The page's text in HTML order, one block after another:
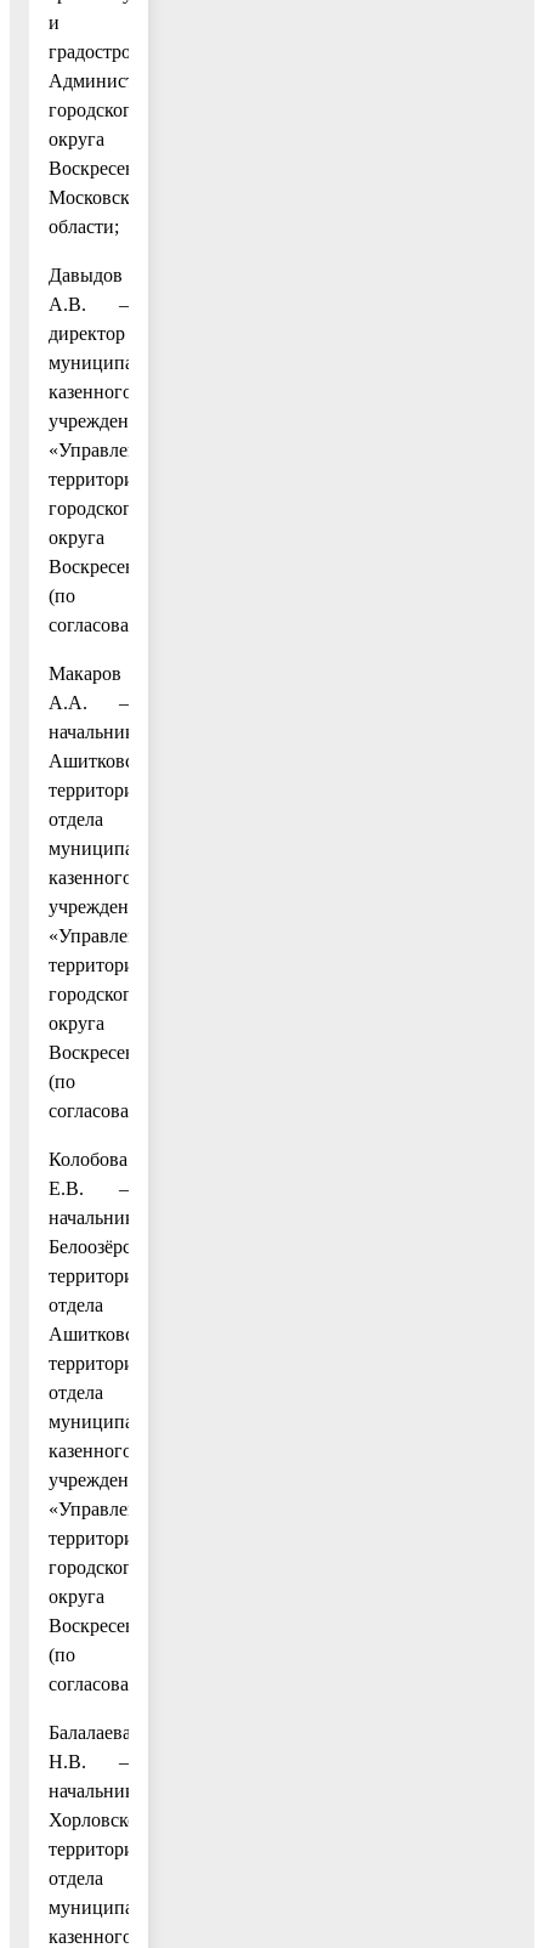
и
градостроительства
Администрации
городского
округа
Воскресенск
Московской
области;
Давыдов
А.В. –
директор
муниципального
казенного
учреждения
«Управление
территорией
городского
округа
Воскресенск»
(по
согласованию);
Макаров
А.А. –
начальник
Ашитковского
территориального
отдела
муниципального
казенного
учреждения
«Управление
территорией
городского
округа
Воскресенск»
(по
согласованию);
Колобова
Е.В. –
начальник
Белоозёрского
территориального
отдела
Ашитковского
территориального
отдела
муниципального
казенного
учреждения
«Управление
территорией
городского
округа
Воскресенск»
(по
согласованию);
Балалаева
Н.В. –
начальник
Хорловского
территориального
отдела
муниципального
казенного